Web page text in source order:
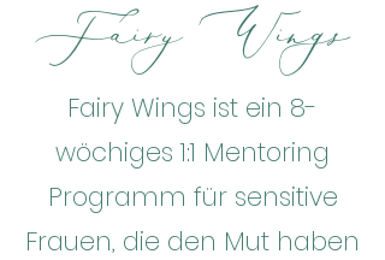
Fairy Wings
Fairy Wings ist ein 8-
wöchiges 1:1 Mentoring
Programm für sensitive
Frauen, die den Mut haben